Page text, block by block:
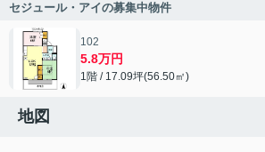
セジュール・アイの募集中物件
102
5.8万円
1階 / 17.09坪(56.50㎡)
地図